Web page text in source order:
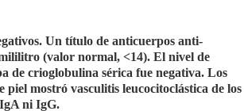
Un título de anticuerpos anti-
(valor normal, <14). El nivel de
de crioglobulina sérica fue negativa. Los
mostró vasculitis leucocitoclástica de los
ni IgG.